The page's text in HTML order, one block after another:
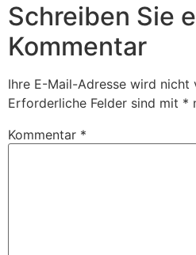
Schreiben Sie
Kommentar
Ihre E-Mail-Adresse wird
Erforderliche Felder sind mit *
Kommentar *